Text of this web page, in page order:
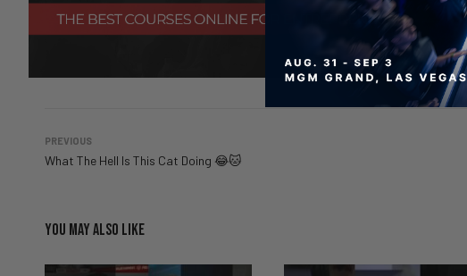
PREVIOUS
What The Hell Is This Cat Doing 😂🐱
YOU MAY ALSO LIKE